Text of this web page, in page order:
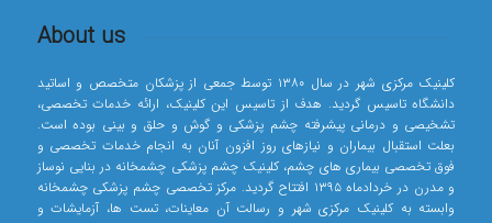
About us
کلینیک مرکزی شهر در سال ۱۳۸۰ توسط جمعی از پزشکان متخصص و اساتید
دانشگاه تاسیس گردید. هدف از تاسیس این کلینیک، ارائه خدمات تخصصی،
تشخیصی و درمانی پیشرفته چشم پزشکی و گوش و حلق و بینی بوده است.
بعلت استقبال بیماران و نیازهای روز افزون آنان به انجام خدمات تخصصی و
فوق تخصصی بیماری های چشم، کلینیک چشم پزشکی چشمخانه در بنایی نوساز
و مدرن در خردادماه ۱۳۹۵ افتتاح گردید. مرکز تخصصی چشم پزشکی چشمخانه
وابسته به کلینیک مرکزی شهر و رسالت آن معاینات، تست ها، آزمایشات و